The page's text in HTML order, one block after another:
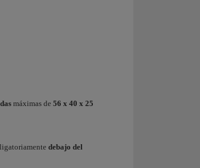
máximas de 56 x 40 x 25
debajo del